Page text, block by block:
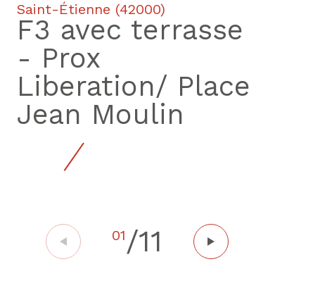
Saint-Étienne (42000)
F3 avec terrasse
- Prox
Liberation/ Place
Jean Moulin
01 /11